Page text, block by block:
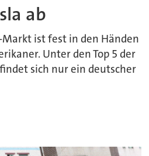
ab
ist fest in den Händen
Unter den Top 5 der
sich nur ein deutscher